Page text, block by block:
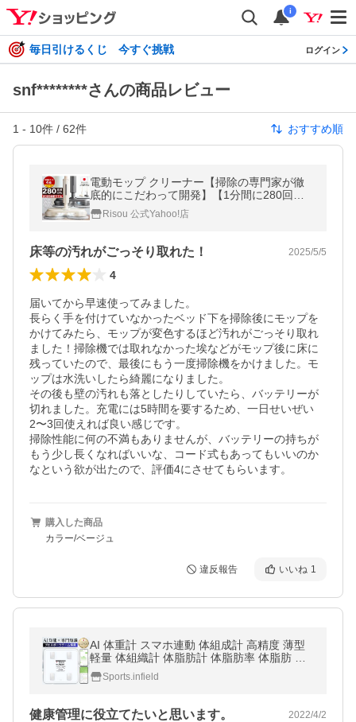
i
毎日引けるくじ 今すぐ挑戦 ログイン
snf********さんの商品レビュー
1 - 10件 / 62件 おすすめ順
電動モップ クリーナー【掃除の専門家が徹
底的にこだわって開発】【1分間に280回の
高速回転】【交換用パッド4枚セット】 軽量
フローリング 床掃除 RS-031
Risou 公式Yahoo!店
床等の汚れがごっそり取れた！ 2025/5/5
4
届いてから早速使ってみました。
長らく手を付けていなかったベッド下を掃除後にモップを
かけてみたら、モップが変色するほど汚れがごっそり取れ
ました！掃除機では取れなかった埃などがモップ後に床に
残っていたので、最後にもう一度掃除機をかけました。モ
ップは水洗いしたら綺麗になりました。
その後も壁の汚れも落としたりしていたら、バッテリーが
切れました。充電には5時間を要するため、一日せいぜい
2〜3回使えれば良い感じです。
掃除性能に何の不満もありませんが、バッテリーの持ちが
もう少し長くなればいいな、コード式もあってもいいのか
なという欲が出たので、評価4にさせてもらいます。
購入した商品
カラー/ベージュ
違反報告 いいね 1
AI 体重計 スマホ連動 体組成計 高精度 薄型
軽量 体組織計 体脂肪計 体脂肪率 体脂肪 体
重 アプリ infield
Sports.infield
健康管理に役立てたいと思います。 2022/4/2